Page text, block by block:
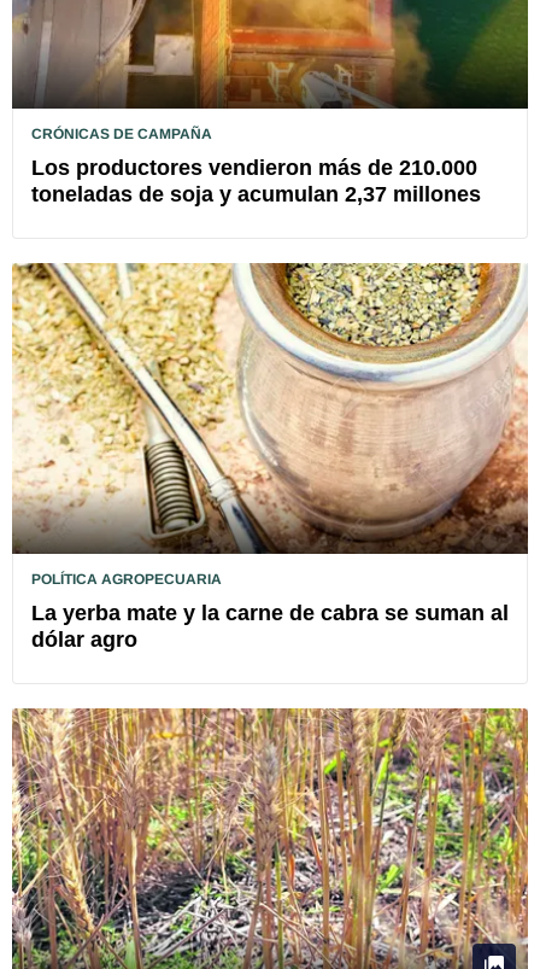
CRÓNICAS DE CAMPAÑA
Los productores vendieron más de 210.000
toneladas de soja y acumulan 2,37 millones
POLÍTICA AGROPECUARIA
La yerba mate y la carne de cabra se suman al
dólar agro